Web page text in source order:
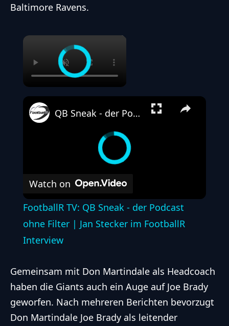
Baltimore Ravens.
×
QB Sneak - der Podcast ohne Filter | Jan Stecker im FootballR Interview
Watch on
FootballR TV: QB Sneak - der Podcast
ohne Filter | Jan Stecker im FootballR
Interview
Gemeinsam mit Don Martindale als Headcoach
haben die Giants auch ein Auge auf Joe Brady
geworfen. Nach mehreren Berichten bevorzugt
Don Martindale Joe Brady als leitender